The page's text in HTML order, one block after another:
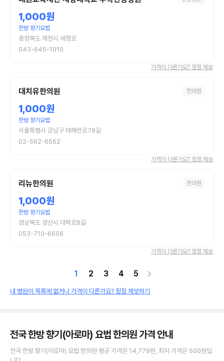
1,000원
한방 향기요법
충청북도 제천시 세명로
043-645-1010
가격이 다른가요? 정정 제보
대치유한의원 한의원
1,000원
한방 향기요법
서울특별시 강남구 테헤란로78길
02-562-6562
가격이 다른가요? 정정 제보
리뉴한의원 한의원
1,000원
한방 향기요법
경상북도 경산시 대학로8길
053-710-6656
가격이 다른가요? 정정 제보
1 2 3 4 5
내 병원이 목록에 없거나 가격이 다른가요? 정정 제보하기
전국 한방 향기(아로마) 요법 한의원가격 안내
전국 한방 향기(아로마) 요법 한의원 평균 가격은 14,779원 , 최저 가격은 500원입